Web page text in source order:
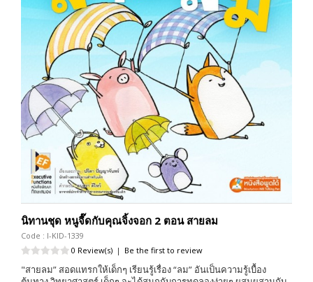
นิทานชุด หนูจี๊ดกับคุณจิ้งจอก 2 ตอน สายลม
Code : I-KID-1339
0 Review(s) | Be the first to review
"สายลม” สอดแทรกให้เด็กๆ เรียนรู้เรื่อง “ลม” อันเป็นความรู้เบื้อง